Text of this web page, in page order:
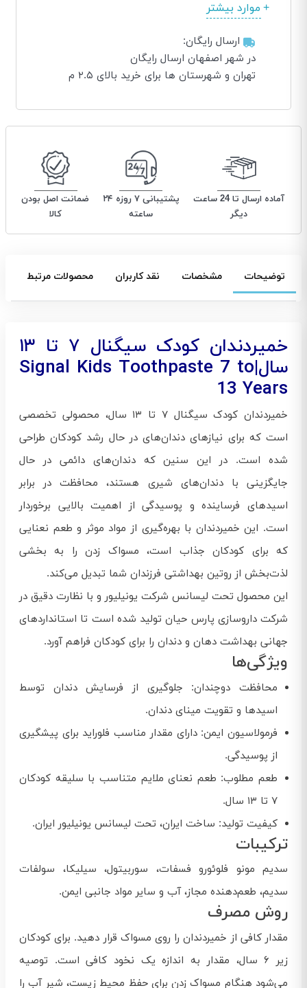
موارد بیشتر
ارسال رایگان:
در شهر اصفهان ارسال رایگان
تهران و شهرستان ها برای خرید بالای ۲.۵ م
آماده ارسال تا 24 ساعت
دیگر
پشتیبانی ۷ روزه ۲۴
ساعته
ضمانت اصل بودن
کالا
توضیحات مشخصات نقد کاربران محصولات مرتبط
خمیردندان کودک سیگنال ۷ تا ۱۳
سال|Signal Kids Toothpaste 7 to
13 Years
خمیردندان کودک سیگنال ۷ تا ۱۳ سال، محصولی تخصصی
است که برای نیازهای دندان‌های در حال رشد کودکان طراحی
شده است. در این سنین که دندان‌های دائمی در حال
جایگزینی با دندان‌های شیری هستند، محافظت در برابر
اسیدهای فرساینده و پوسیدگی از اهمیت بالایی برخوردار
است. این خمیردندان با بهره‌گیری از مواد موثر و طعم نعنایی
که برای کودکان جذاب است، مسواک زدن را به بخشی
لذت‌بخش از روتین بهداشتی فرزندان شما تبدیل می‌کند.
این محصول تحت لیسانس شرکت یونیلیور و با نظارت دقیق در
شرکت داروسازی پارس حیان تولید شده است تا استانداردهای
جهانی بهداشت دهان و دندان را برای کودکان فراهم آورد.
ویژگی‌ها
محافظت دوچندان: جلوگیری از فرسایش دندان توسط
اسیدها و تقویت مینای دندان.
فرمولاسیون ایمن: دارای مقدار مناسب فلوراید برای پیشگیری
از پوسیدگی.
طعم مطلوب: طعم نعنای ملایم متناسب با سلیقه کودکان
۷ تا ۱۳ سال.
کیفیت تولید: ساخت ایران، تحت لیسانس یونیلیور ایران.
ترکیبات
سدیم مونو فلوئورو فسفات، سوربیتول، سیلیکا، سولفات
سدیم، طعم‌دهنده مجاز، آب و سایر مواد جانبی ایمن.
روش مصرف
مقدار کافی از خمیردندان را روی مسواک قرار دهید. برای کودکان
زیر ۶ سال، مقدار به اندازه یک نخود کافی است. توصیه
می‌شود هنگام مسواک زدن برای حفظ محیط زیست، شیر آب را